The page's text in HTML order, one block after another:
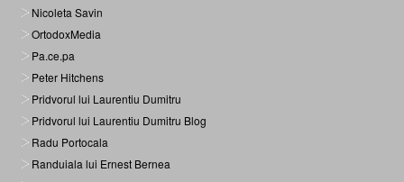
Nicoleta Savin
OrtodoxMedia
Pa.ce.pa
Peter Hitchens
Pridvorul lui Laurentiu Dumitru
Pridvorul lui Laurentiu Dumitru Blog
Radu Portocala
Randuiala lui Ernest Bernea